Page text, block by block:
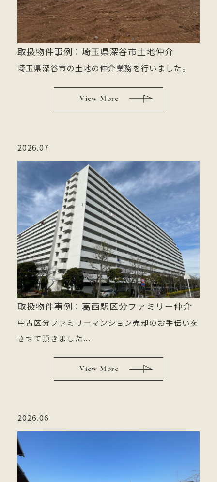
取扱物件事例：埼玉県深谷市土地仲介
埼玉県深谷市の土地の仲介業務を行いました。
View More
2026.07
取扱物件事例：葛西駅区分ファミリー仲介
中古区分ファミリーマンション売却のお手伝いを
させて頂きました...
View More
2026.06